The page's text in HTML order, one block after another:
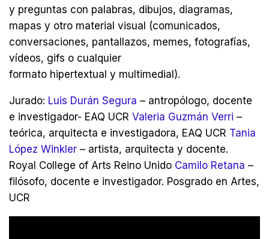
y preguntas con palabras, dibujos, diagramas,
mapas y otro material visual (comunicados,
conversaciones, pantallazos, memes, fotografías,
vídeos, gifs o cualquier
formato hipertextual y multimedial).
Jurado: Luis Durán Segura – antropólogo, docente
e investigador- EAQ UCR Valeria Guzmán Verri –
teórica, arquitecta e investigadora, EAQ UCR Tania
López Winkler – artista, arquitecta y docente.
Royal College of Arts Reino Unido Camilo Retana –
filósofo, docente e investigador. Posgrado en Artes,
UCR